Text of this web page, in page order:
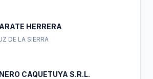
HERRERA
DE LA SIERRA
CAQUETUYA S.R.L.